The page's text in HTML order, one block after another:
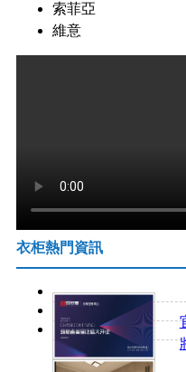
索菲亞
維意
衣柜熱門資訊